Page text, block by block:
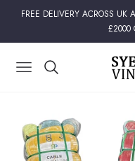
FREE DELIVERY ACROSS UK
£2000
NAVIGATION